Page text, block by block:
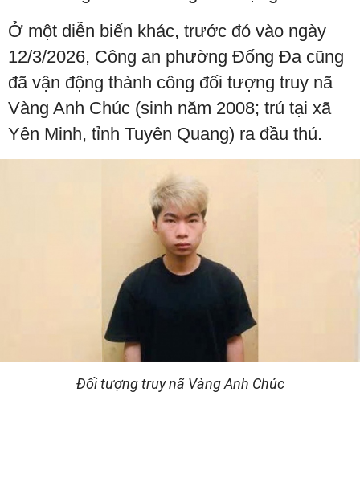
Ở một diễn biến khác, trước đó vào ngày
12/3/2026, Công an phường Đống Đa cũng
đã vận động thành công đối tượng truy nã
Vàng Anh Chúc (sinh năm 2008; trú tại xã
Yên Minh, tỉnh Tuyên Quang) ra đầu thú.
Đối tượng truy nã Vàng Anh Chúc